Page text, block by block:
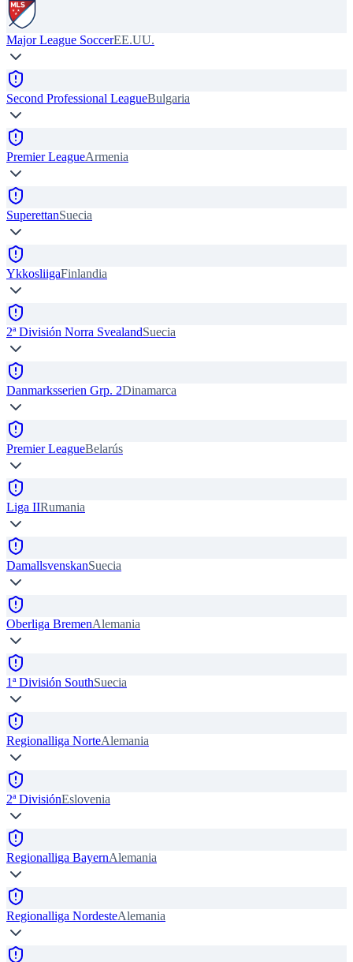
Major League SoccerEE.UU.
Second Professional LeagueBulgaria
Premier LeagueArmenia
SuperettanSuecia
YkkosliigaFinlandia
2ª División Norra SvealandSuecia
Danmarksserien Grp. 2Dinamarca
Premier LeagueBelarús
Liga IIRumania
DamallsvenskanSuecia
Oberliga BremenAlemania
1ª División SouthSuecia
Regionalliga NorteAlemania
2ª DivisiónEslovenia
Regionalliga BayernAlemania
Regionalliga NordesteAlemania